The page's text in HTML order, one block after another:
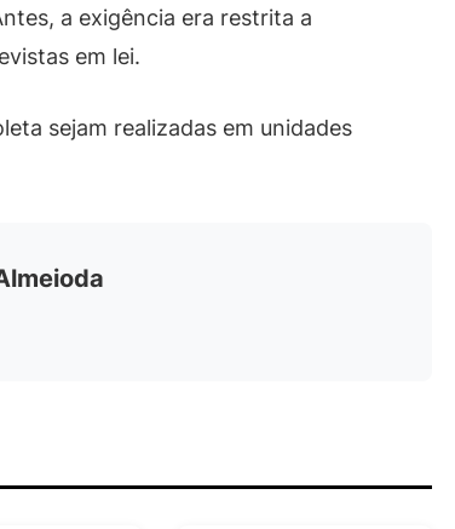
a exigência era restrita a
em lei.
sejam realizadas em unidades